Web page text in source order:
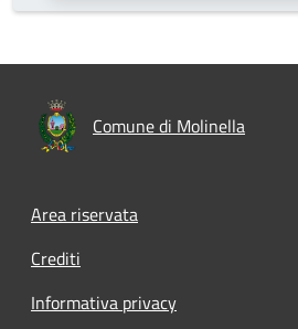
Comune di Molinella
Area riservata
Crediti
Informativa privacy